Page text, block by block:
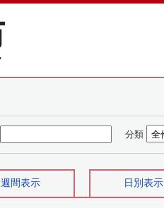
分類
週間表示 日別表示